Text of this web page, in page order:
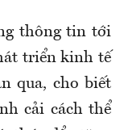
thông tin tới
triển kinh tế
qua, cho biết
cải cách thể